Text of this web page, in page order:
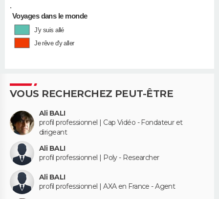
•
Voyages dans le monde
J'y suis allé
Je rêve d'y aller
VOUS RECHERCHEZ PEUT-ÊTRE
Ali BALI
profil professionnel | Cap Vidéo - Fondateur et
dirigeant
Ali BALI
profil professionnel | Poly - Researcher
Ali BALI
profil professionnel | AXA en France - Agent